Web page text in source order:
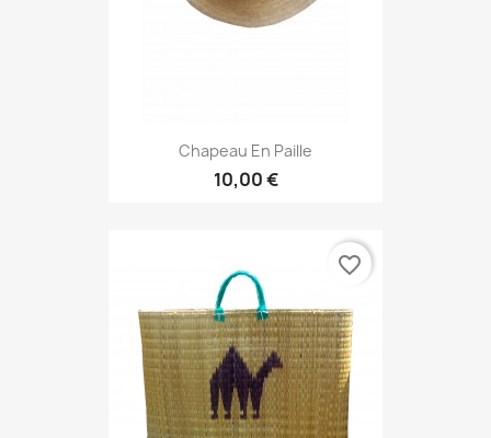
Chapeau En Paille
10,00 €
favorite_border